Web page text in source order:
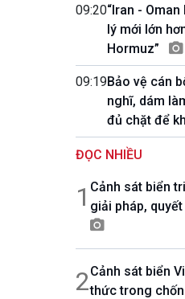
09:20“Iran -
lý mới lớn
Hormuz”
09:19Bảo vệ cán
nghĩ, dám
đủ chặt để
ĐỌC NHIỀU
1 Cảnh sát biển
giải pháp,
2Cảnh sát biển
thức trong